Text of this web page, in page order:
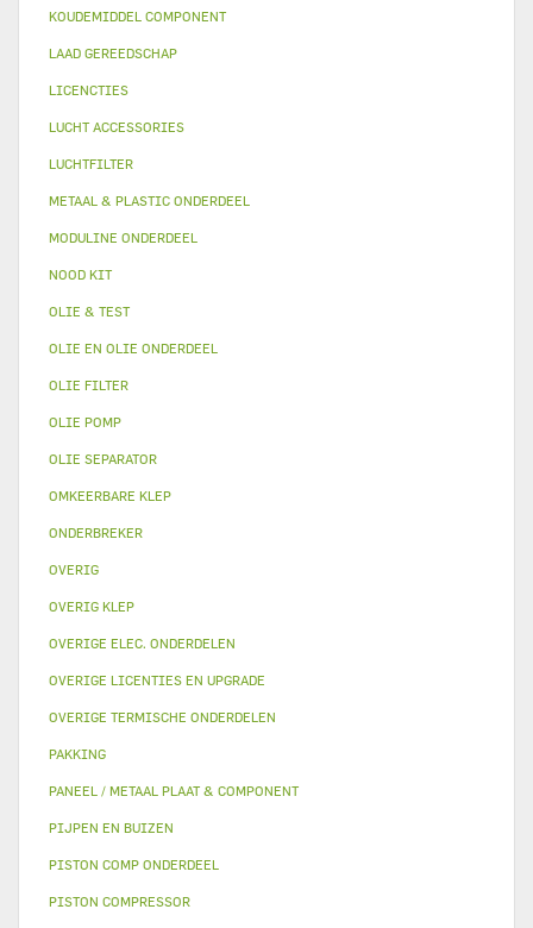
KOUDEMIDDEL COMPONENT
LAAD GEREEDSCHAP
LICENCTIES
LUCHT ACCESSORIES
LUCHTFILTER
METAAL & PLASTIC ONDERDEEL
MODULINE ONDERDEEL
NOOD KIT
OLIE & TEST
OLIE EN OLIE ONDERDEEL
OLIE FILTER
OLIE POMP
OLIE SEPARATOR
OMKEERBARE KLEP
ONDERBREKER
OVERIG
OVERIG KLEP
OVERIGE ELEC. ONDERDELEN
OVERIGE LICENTIES EN UPGRADE
OVERIGE TERMISCHE ONDERDELEN
PAKKING
PANEEL / METAAL PLAAT & COMPONENT
PIJPEN EN BUIZEN
PISTON COMP ONDERDEEL
PISTON COMPRESSOR